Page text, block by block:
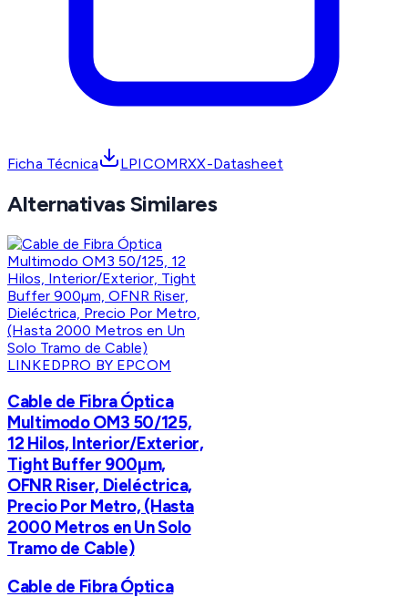
Ficha Técnica LPICOMRXX-Datasheet
Alternativas Similares
LINKEDPRO BY EPCOM
Cable de Fibra Óptica
Multimodo OM3 50/125,
12 Hilos, Interior/Exterior,
Tight Buffer 900µm,
OFNR Riser, Dieléctrica,
Precio Por Metro, (Hasta
2000 Metros en Un Solo
Tramo de Cable)
Cable de Fibra Óptica